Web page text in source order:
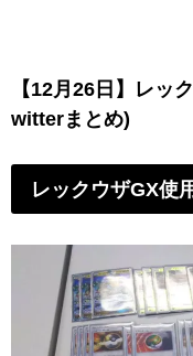
【12月26日】レッ
witterまとめ)
レックウザGX